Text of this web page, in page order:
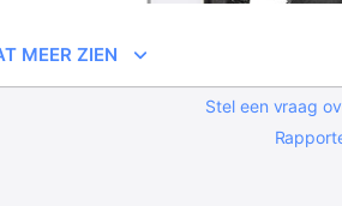
MEER ZIEN
Stel een vraag